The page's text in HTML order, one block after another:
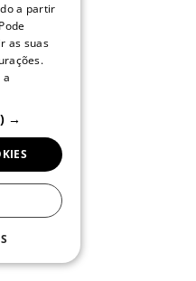
ENGLISH
a partir
as suas
a
→